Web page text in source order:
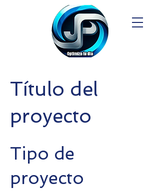
Título del
proyecto
Tipo de
proyecto